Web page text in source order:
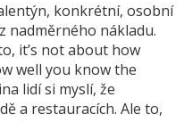
, konkrétní, osobní
nadměrného nákladu.
, it’s not about how
well you know the
lidí si myslí, že
a restauracích. Ale to,